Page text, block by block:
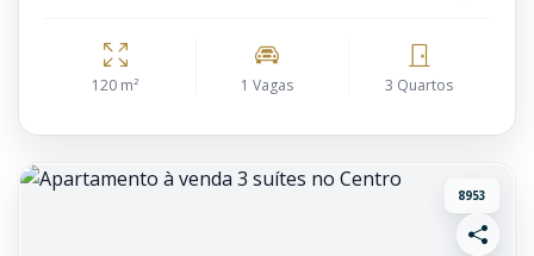
120 m² 1 Vagas 3 Quartos
8953